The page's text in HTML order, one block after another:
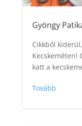
Gyöngy
Cikkből
Kecskeméten!
katt a
Tovább